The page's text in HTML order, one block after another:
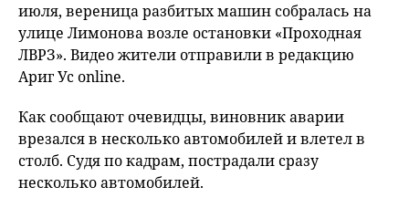
июля, вереница разбитых машин собралась на
улице Лимонова возле остановки «Проходная
ЛВРЗ». Видео жители отправили в редакцию
Ариг Ус online.
Как сообщают очевидцы, виновник аварии
врезался в несколько автомобилей и влетел в
столб. Судя по кадрам, пострадали сразу
несколько автомобилей.